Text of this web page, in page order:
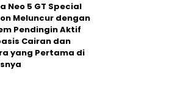
Neo 5 GT Special
Meluncur dengan
Pendingin Aktif
Cairan dan
yang Pertama di